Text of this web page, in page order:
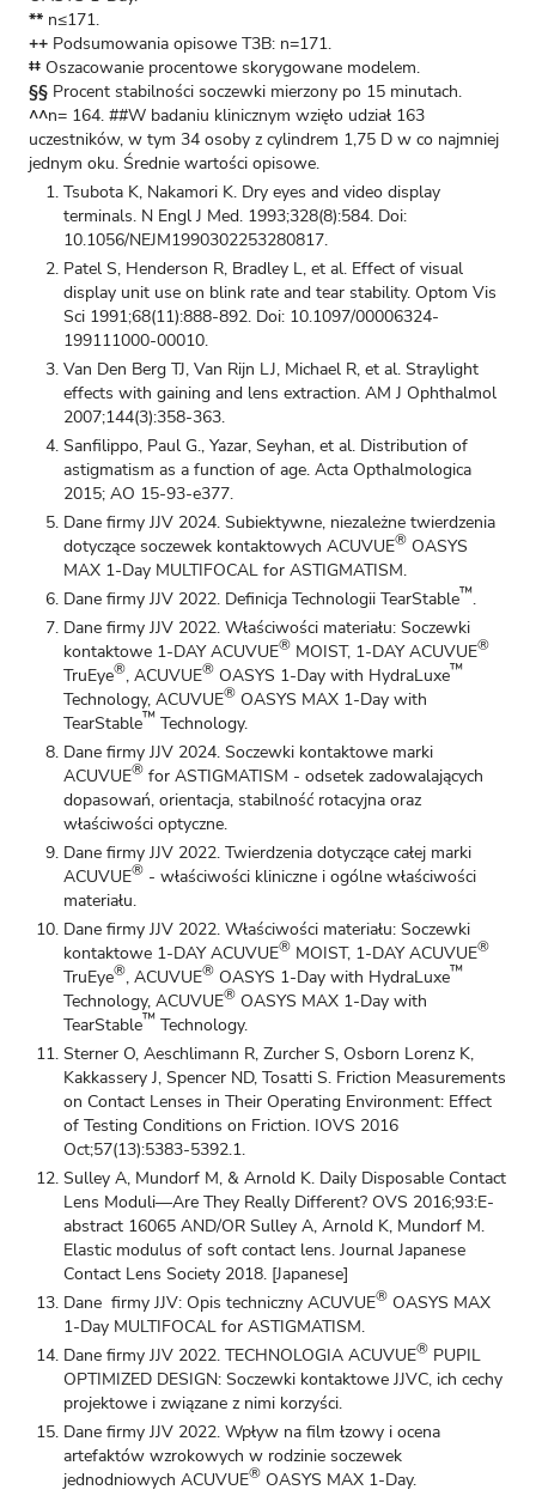
** n≤171.
++ Podsumowania opisowe T3B: n=171.
‡‡ Oszacowanie procentowe skorygowane modelem.
§§ Procent stabilności soczewki mierzony po 15 minutach.
^^n= 164. ##W badaniu klinicznym wzięło udział 163
uczestników, w tym 34 osoby z cylindrem 1,75 D w co najmniej
jednym oku. Średnie wartości opisowe.
Tsubota K, Nakamori K. Dry eyes and video display
terminals. N Engl J Med. 1993;328(8):584. Doi:
10.1056/NEJM1990302253280817.
Patel S, Henderson R, Bradley L, et al. Effect of visual
display unit use on blink rate and tear stability. Optom Vis
Sci 1991;68(11):888-892. Doi: 10.1097/00006324-
199111000-00010.
Van Den Berg TJ, Van Rijn LJ, Michael R, et al. Straylight
effects with gaining and lens extraction. AM J Ophthalmol
2007;144(3):358-363.
Sanfilippo, Paul G., Yazar, Seyhan, et al. Distribution of
astigmatism as a function of age. Acta Opthalmologica
2015; AO 15-93-e377.
Dane firmy JJV 2024. Subiektywne, niezależne twierdzenia
dotyczące soczewek kontaktowych ACUVUE® OASYS
MAX 1-Day MULTIFOCAL for ASTIGMATISM.
Dane firmy JJV 2022. Definicja Technologii TearStable™.
Dane firmy JJV 2022. Właściwości materiału: Soczewki
kontaktowe 1-DAY ACUVUE® MOIST, 1-DAY ACUVUE®
TruEye®, ACUVUE® OASYS 1-Day with HydraLuxe™
Technology, ACUVUE® OASYS MAX 1-Day with
TearStable™ Technology.
Dane firmy JJV 2024. Soczewki kontaktowe marki
ACUVUE® for ASTIGMATISM - odsetek zadowalających
dopasowań, orientacja, stabilność rotacyjna oraz
właściwości optyczne.
Dane firmy JJV 2022. Twierdzenia dotyczące całej marki
ACUVUE® - właściwości kliniczne i ogólne właściwości
materiału.
Dane firmy JJV 2022. Właściwości materiału: Soczewki
kontaktowe 1-DAY ACUVUE® MOIST, 1-DAY ACUVUE®
TruEye®, ACUVUE® OASYS 1-Day with HydraLuxe™
Technology, ACUVUE® OASYS MAX 1-Day with
TearStable™ Technology.
Sterner O, Aeschlimann R, Zurcher S, Osborn Lorenz K,
Kakkassery J, Spencer ND, Tosatti S. Friction Measurements
on Contact Lenses in Their Operating Environment: Effect
of Testing Conditions on Friction. IOVS 2016
Oct;57(13):5383-5392.1.
Sulley A, Mundorf M, & Arnold K. Daily Disposable Contact
Lens Moduli—Are They Really Different? OVS 2016;93:E-
abstract 16065 AND/OR Sulley A, Arnold K, Mundorf M.
Elastic modulus of soft contact lens. Journal Japanese
Contact Lens Society 2018. [Japanese]
Dane firmy JJV: Opis techniczny ACUVUE® OASYS MAX
1-Day MULTIFOCAL for ASTIGMATISM.
Dane firmy JJV 2022. TECHNOLOGIA ACUVUE® PUPIL
OPTIMIZED DESIGN: Soczewki kontaktowe JJVC, ich cechy
projektowe i związane z nimi korzyści.
Dane firmy JJV 2022. Wpływ na film łzowy i ocena
artefaktów wzrokowych w rodzinie soczewek
jednodniowych ACUVUE® OASYS MAX 1-Day.